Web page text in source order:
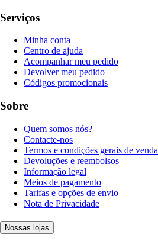
Serviços
Minha conta
Centro de ajuda
Acompanhar meu pedido
Devolver meu pedido
Códigos promocionais
Sobre
Quem somos nós?
Contacte-nos
Termos e condições gerais de venda
Devoluções e reembolsos
Informação legal
Meios de pagamento
Tarifas e opções de envio
Nota de Privacidade
Nossas lojas